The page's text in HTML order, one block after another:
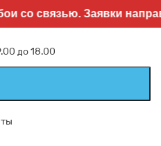
связью. Заявки
до 18.00